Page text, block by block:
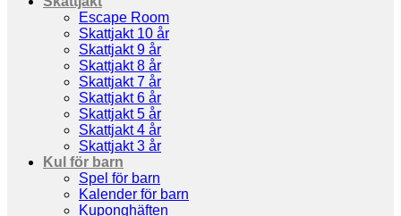
Escape Room
Skattjakt 10 år
Skattjakt 9 år
Skattjakt 8 år
Skattjakt 7 år
Skattjakt 6 år
Skattjakt 5 år
Skattjakt 4 år
Skattjakt 3 år
Kul för barn
Spel för barn
Kalender för barn
Kuponghäften